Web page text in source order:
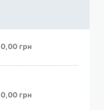
0,00 грн
0,00 грн